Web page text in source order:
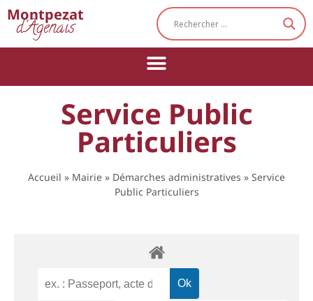
Montpezat
d'Agenais
Service Public
Particuliers
Accueil » Mairie » Démarches administratives » Service
Public Particuliers
Cookies management panel